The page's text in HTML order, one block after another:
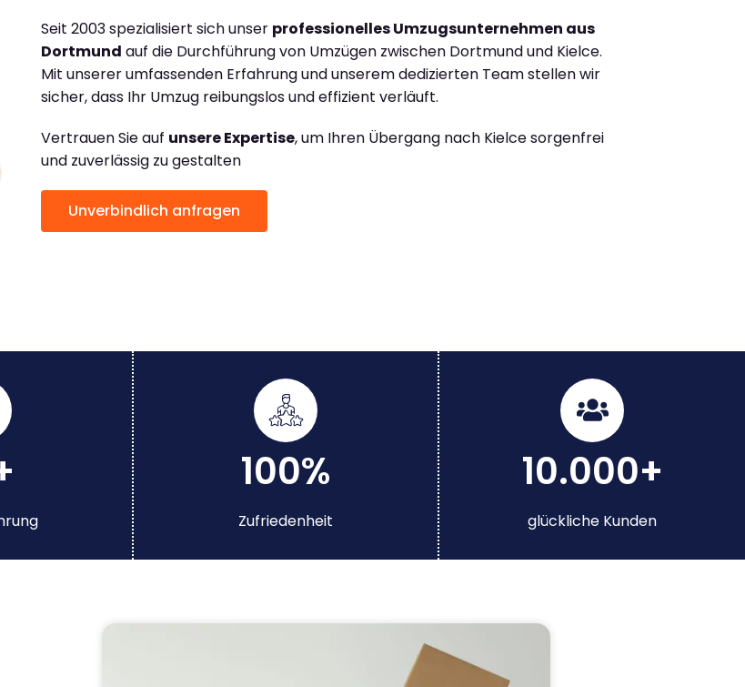
Seit 2003 spezialisiert sich unser professionelles Umzugsunternehmen aus
Dortmund auf die Durchführung von Umzügen zwischen Dortmund und Kielce.
Mit unserer umfassenden Erfahrung und unserem dedizierten Team stellen wir
sicher, dass Ihr Umzug reibungslos und effizient verläuft.
Vertrauen Sie auf unsere Expertise, um Ihren Übergang nach Kielce sorgenfrei
und zuverlässig zu gestalten
Unverbindlich anfragen
100%
Zufriedenheit
10.000+
glückliche Kunden